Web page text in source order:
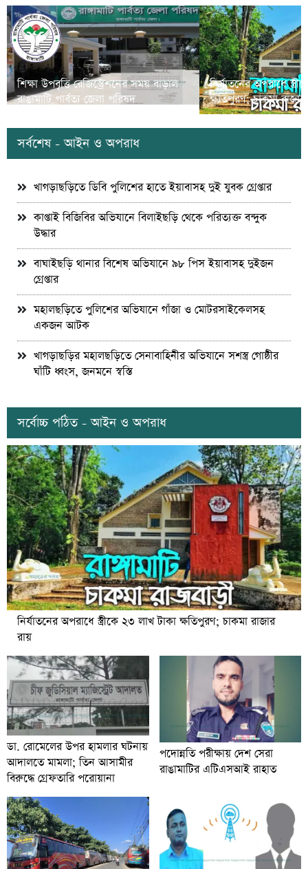
শিক্ষা উপবৃত্তি রেজিস্ট্রেশনের সময় বাড়াল
রাঙামাটি পার্বত্য জেলা পরিষদ
নির্যাতনের অপরাধে
ক্ষতিপুরণ; চাকমা
সর্বশেষ - আইন ও অপরাধ
খাগড়াছড়িতে ডিবি পুলিশের হাতে ইয়াবাসহ দুই যুবক গ্রেপ্তার
কাপ্তাই বিজিবির অভিযানে বিলাইছড়ি থেকে পরিত্যক্ত বন্দুক
উদ্ধার
বাঘাইছড়ি থানার বিশেষ অভিযানে ৯৮ পিস ইয়াবাসহ দুইজন
গ্রেপ্তার
মহালছড়িতে পুলিশের অভিযানে গাঁজা ও মোটরসাইকেলসহ
একজন আটক
খাগড়াছড়ির মহালছড়িতে সেনাবাহিনীর অভিযানে সশস্ত্র গোষ্ঠীর
ঘাঁটি ধ্বংস, জনমনে স্বস্তি
সর্বোচ্চ পঠিত - আইন ও অপরাধ
নির্যাতনের অপরাধে স্ত্রীকে ২৩ লাখ টাকা ক্ষতিপুরণ; চাকমা রাজার
রায়
ডা. রোমেলের উপর হামলার ঘটনায়
আদালতে মামলা; তিন আসামীর
বিরুদ্ধে গ্রেফতারি পরোয়ানা
পদোন্নতি পরীক্ষায় দেশ সেরা
রাঙামাটির এটিএসআই রাহাত